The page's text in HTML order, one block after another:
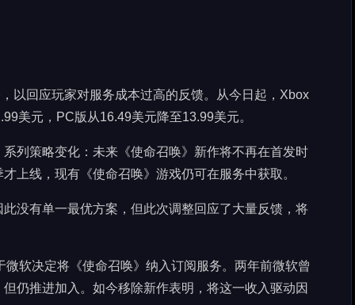
以回应玩家对服务成本过高的反馈。从今日起，Xbox
美元，PC版从16.49美元降至13.99美元。
列策略变化：未来《使命召唤》新作将不再在首发时
上线，现有《使命召唤》游戏仍可在服务中获取。
没有单一最优方案，但此次调整回应了大量反馈，将
软决定将《使命召唤》纳入订阅服务。两年前微软曾
仍推进加入。如今移除新作表明，将这一收入驱动因